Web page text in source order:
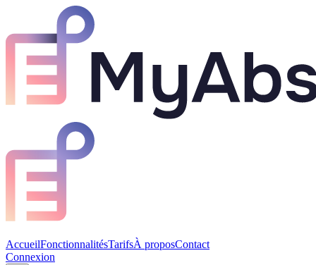
AccueilFonctionnalitésTarifsÀ proposContact
Connexion